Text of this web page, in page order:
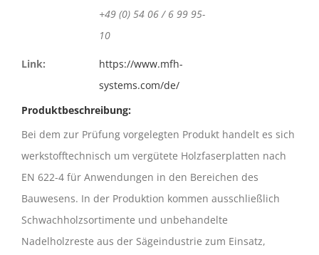
+49 (0) 54 06 / 6 99 95-
10
Link:
https://www.mfh-
systems.com/de/
Produktbeschreibung:
Bei dem zur Prüfung vorgelegten Produkt handelt es sich
werkstofftechnisch um vergütete Holzfaserplatten nach
EN 622-4 für Anwendungen in den Bereichen des
Bauwesens. In der Produktion kommen ausschließlich
Schwachholzsortimente und unbehandelte
Nadelholzreste aus der Sägeindustrie zum Einsatz,